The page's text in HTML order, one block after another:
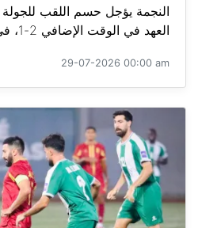
النجمة يؤجل حسم اللقب للجولة
العهد في الوقت الإضافي 2-1، في الجولة ال...
29-07-2026 00:00 am